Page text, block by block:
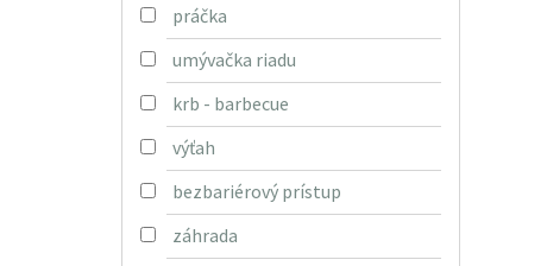
práčka
umývačka riadu
krb - barbecue
výťah
bezbariérový prístup
záhrada